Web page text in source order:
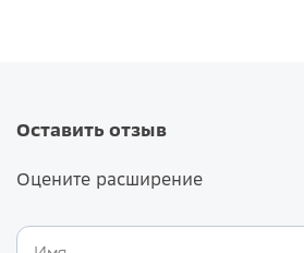
Оставить отзыв
Оцените расширение